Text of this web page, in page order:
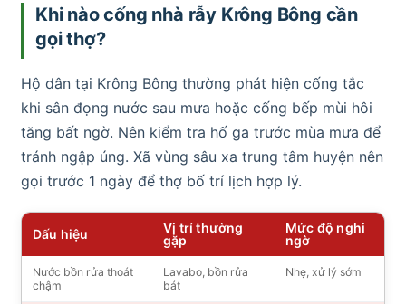
Khi nào cống nhà rẫy Krông Bông cần
gọi thợ?
Hộ dân tại Krông Bông thường phát hiện cống tắc
khi sân đọng nước sau mưa hoặc cống bếp mùi hôi
tăng bất ngờ. Nên kiểm tra hố ga trước mùa mưa để
tránh ngập úng. Xã vùng sâu xa trung tâm huyện nên
gọi trước 1 ngày để thợ bố trí lịch hợp lý.
Dấu hiệu
Vị trí thường
gặp
Mức độ nghi
ngờ
Nước bồn rửa thoát
chậm
Lavabo, bồn rửa
bát
Nhẹ, xử lý sớm